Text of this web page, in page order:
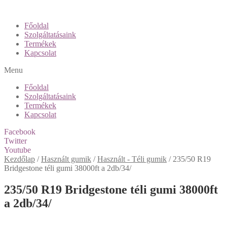
Főoldal
Szolgáltatásaink
Termékek
Kapcsolat
Menu
Főoldal
Szolgáltatásaink
Termékek
Kapcsolat
Facebook
Twitter
Youtube
Kezdőlap /Használt gumik /Használt - Téli gumik / 235/50 R19
Bridgestone téli gumi 38000ft a 2db/34/
235/50 R19 Bridgestone téli gumi 38000ft
a 2db/34/